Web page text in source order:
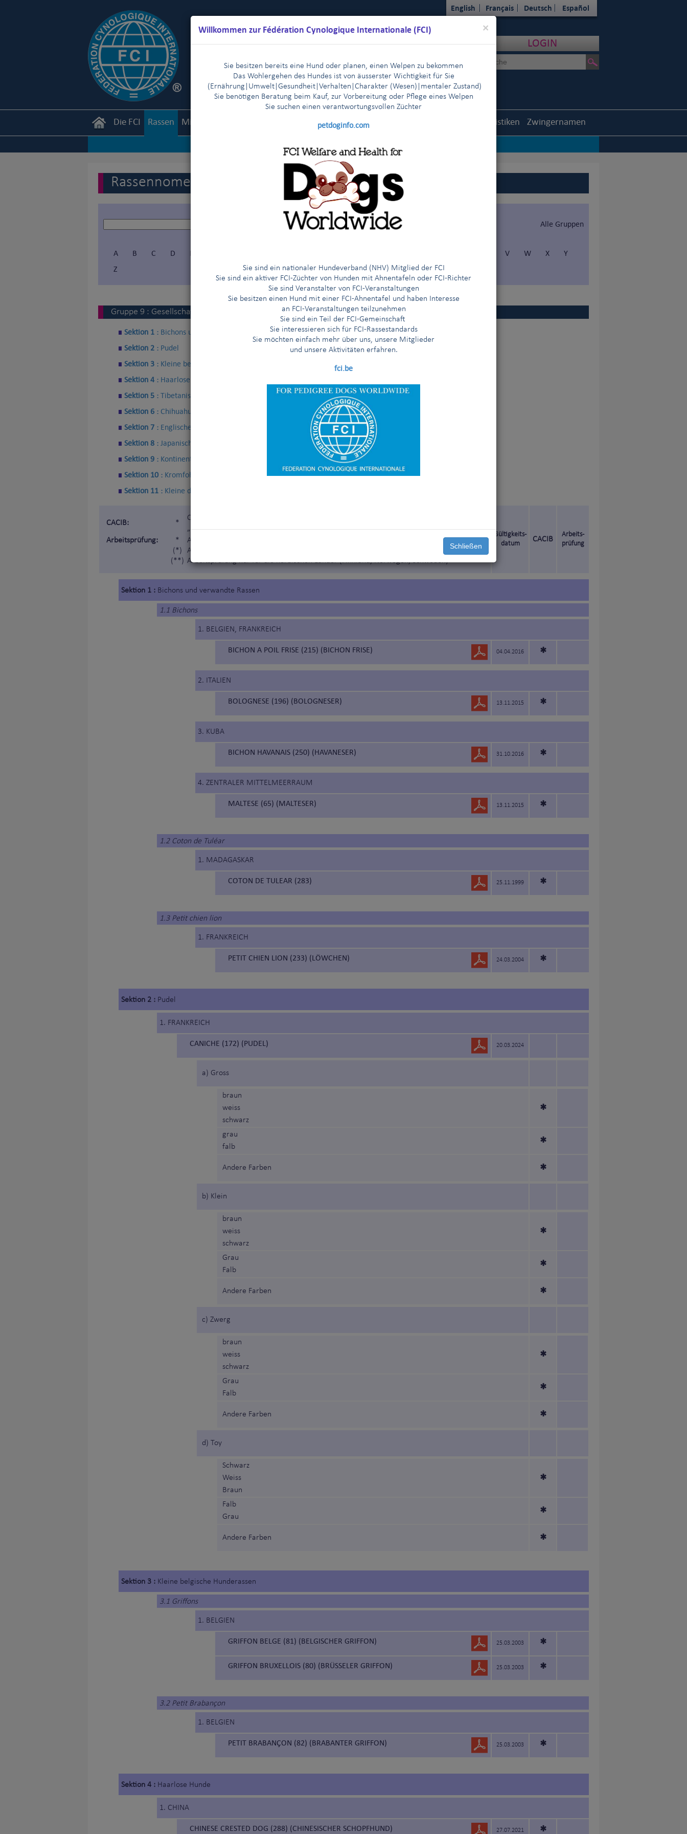
×
Willkommen zur Fédération Cynologique Internationale (FCI)
Sie besitzen bereits eine Hund oder planen, einen Welpen zu bekommen
Das Wohlergehen des Hundes ist von äusserster Wichtigkeit für Sie
(Ernährung|Umwelt|Gesundheit|Verhalten|Charakter (Wesen) |mentaler Zustand)
Sie benötigen Beratung beim Kauf, zur Vorbereitung oder Pflege eines Welpen
Sie suchen einen verantwortungsvollen Züchter
petdoginfo.com
Sie sind ein nationaler Hundeverband (NHV) Mitglied der FCI
Sie sind ein aktiver FCI-Züchter von Hunden mit Ahnentafeln oder FCI-Richter
Sie sind Veranstalter von FCI-Veranstaltungen
Sie besitzen einen Hund mit einer FCI-Ahnentafel und haben Interesse
an FCI-Veranstaltungen teilzunehmen
Sie sind ein Teil der FCI-Gemeinschaft
Sie interessieren sich für FCI-Rassestandards
Sie möchten einfach mehr über uns, unsere Mitglieder
und unsere Aktivitäten erfahren.
fci.be
Schließen
English Français Deutsch Español
LOGIN
Die FCI Rassen Mitglieder Ergebnisse Statistiken Zwingernamen
Rassennomenklatur der FCI
Alle Gruppen
A B C D E V W X
Y
Z
Gruppe 9 : Gesellschafts- und Begleithunde
Sektion 1 : Bichons und verwandte Rassen
Sektion 2 : Pudel
Sektion 3 : Kleine belgische Hunderassen
Sektion 4 : Haarlose Hunde
Sektion 5 : Tibetanische Hunderassen
Sektion 6 : Chihuahueno
Sektion 7 : Englische Gesellschaftsspaniel
Sektion 8 : Japanische Spaniel und Pekingesen
Sektion 9 : Kontinentaler Zwergspaniel und andere
Sektion 10 : Kromfohrländer
Sektion 11 : Kleine doggenartige Hunde
CACIB: *
Certificat d'Aptitude au Championnat International de Beauté (Anwartschaft auf den Titel
„Internationaler Schönheitschampion“)
Arbeitsprüfung:
*
(*)
(**)
Arbeitsprüfung vorgeschrieben gemäß der Rassennomenklatur der FCI
Arbeitprüfung nur für die Länder, die eine solche beantragt haben
Arbeitsprüfung nur für die nordischen Länder (Finnland, Norwegen, Schweden)
Gültigkeits-
datum
CACIB
Arbeits-
prüfung
Sektion 1 : Bichons und verwandte Rassen
1.1 Bichons
1. BELGIEN, FRANKREICH
BICHON A POIL FRISE (215) (BICHON FRISE) 04.04.2016 *
2. ITALIEN
BOLOGNESE (196) (BOLOGNESER) 13.11.2015 *
3. KUBA
BICHON HAVANAIS (250) (HAVANESER) 31.10.2016 *
4. ZENTRALER MITTELMEERRAUM
MALTESE (65) (MALTESER) 13.11.2015 *
1.2 Coton de Tuléar
1. MADAGASKAR
COTON DE TULEAR (283) 25.11.1999 *
1.3 Petit chien lion
1. FRANKREICH
PETIT CHIEN LION (233) (LÖWCHEN) 24.03.2004 *
Sektion 2 : Pudel
1. FRANKREICH
CANICHE (172) (PUDEL) 20.03.2024
a) Gross
braun
weiss
schwarz
*
grau
falb
*
Andere Farben *
b) Klein
braun
weiss
schwarz
*
Grau
Falb
*
Andere Farben *
c) Zwerg
braun
weiss
schwarz
*
Grau
Falb
*
Andere Farben *
d) Toy
Schwarz
Weiss
Braun
*
Falb
Grau
*
Andere Farben *
Sektion 3 : Kleine belgische Hunderassen
3.1 Griffons
1. BELGIEN
GRIFFON BELGE (81) (BELGISCHER GRIFFON) 25.03.2003 *
GRIFFON BRUXELLOIS (80) (BRÜSSELER GRIFFON) 25.03.2003 *
3.2 Petit Brabançon
1. BELGIEN
PETIT BRABANÇON (82) (BRABANTER GRIFFON) 25.03.2003 *
Sektion 4 : Haarlose Hunde
1. CHINA
CHINESE CRESTED DOG (288) (CHINESISCHER SCHOPFHUND) 27.07.2021